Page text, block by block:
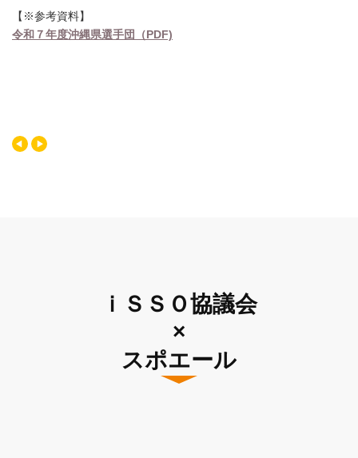
【※参考資料】
令和７年度沖縄県選手団（PDF)
ｉＳＳＯ協議会
×
スポエール